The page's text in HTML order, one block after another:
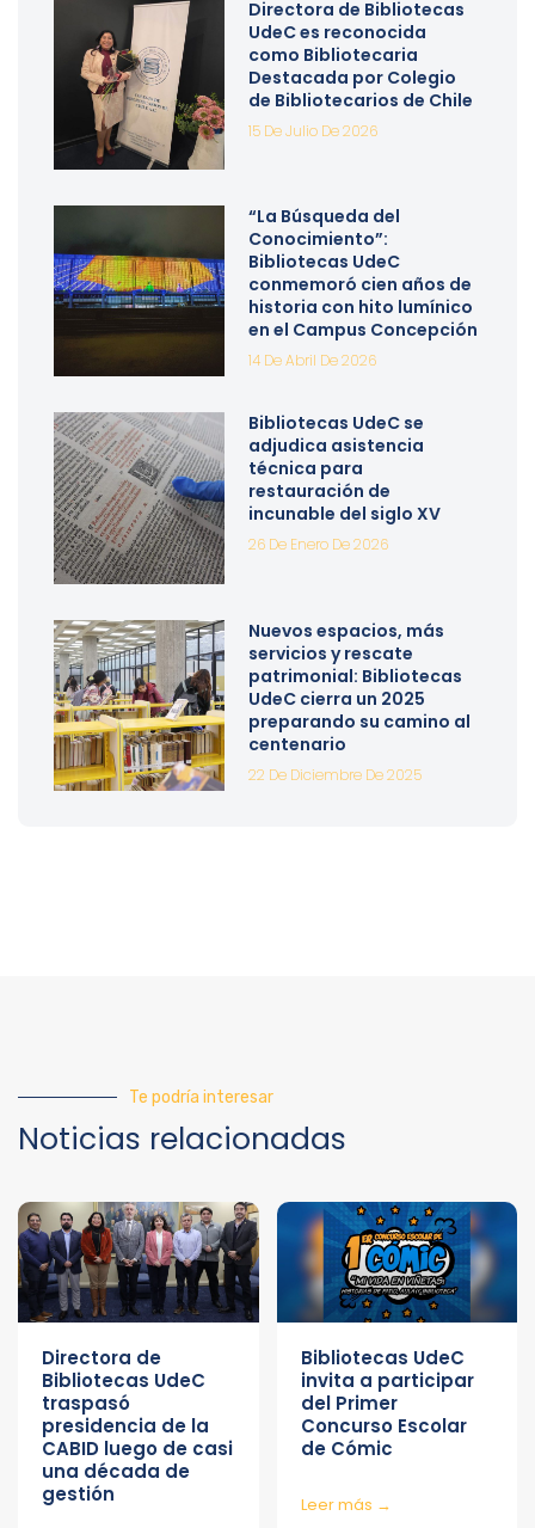
Directora de Bibliotecas
UdeC es reconocida
como Bibliotecaria
Destacada por Colegio
de Bibliotecarios de Chile
15 De Julio De 2026
“La Búsqueda del
Conocimiento”:
Bibliotecas UdeC
conmemoró cien años de
historia con hito lumínico
en el Campus Concepción
14 De Abril De 2026
Bibliotecas UdeC se
adjudica asistencia
técnica para
restauración de
incunable del siglo XV
26 De Enero De 2026
Nuevos espacios, más
servicios y rescate
patrimonial: Bibliotecas
UdeC cierra un 2025
preparando su camino al
centenario
22 De Diciembre De 2025
Te podría interesar
Noticias relacionadas
Directora de
Bibliotecas UdeC
traspasó
presidencia de la
CABID luego de casi
una década de
gestión
Bibliotecas UdeC
invita a participar
del Primer
Concurso Escolar
de Cómic
Leer más →